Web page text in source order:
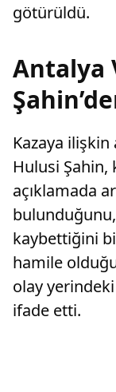
götürüldü.
Antalya
Kazaya ilişkin
Hulusi Şahin,
açıklamada
bulunduğunu,
kaybettiğini
hamile
olay
ifade etti.